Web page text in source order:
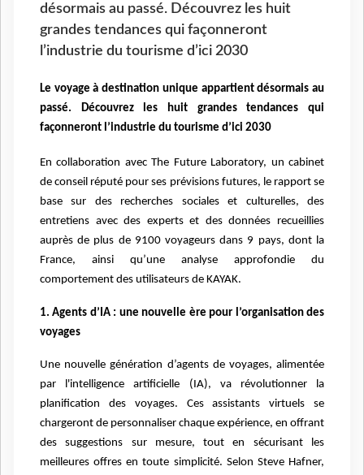
désormais au passé. Découvrez les huit
grandes tendances qui façonneront
l’industrie du tourisme d’ici 2030
Le voyage à destination unique appartient désormais au
passé. Découvrez les huit grandes tendances qui
façonneront l’industrie du tourisme d’ici 2030
En collaboration avec The Future Laboratory, un cabinet
de conseil réputé pour ses prévisions futures, le rapport se
base sur des recherches sociales et culturelles, des
entretiens avec des experts et des données recueillies
auprès de plus de 9100 voyageurs dans 9 pays, dont la
France, ainsi qu’une analyse approfondie du
comportement des utilisateurs de KAYAK.
1. Agents d’IA : une nouvelle ère pour l’organisation des
voyages
Une nouvelle génération d’agents de voyages, alimentée
par l'intelligence artificielle (IA), va révolutionner la
planification des voyages. Ces assistants virtuels se
chargeront de personnaliser chaque expérience, en offrant
des suggestions sur mesure, tout en sécurisant les
meilleures offres en toute simplicité. Selon Steve Hafner,